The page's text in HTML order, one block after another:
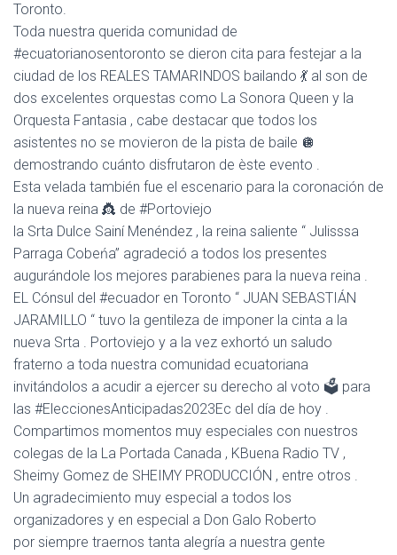
Toronto.
Toda nuestra querida comunidad de
#ecuatorianosentoronto se dieron cita para festejar a la
ciudad de los REALES TAMARINDOS bailando 💃 al son de
dos excelentes orquestas como La Sonora Queen y la
Orquesta Fantasia , cabe destacar que todos los
asistentes no se movieron de la pista de baile 🪩
demostrando cuánto disfrutaron de èste evento .
Esta velada también fue el escenario para la coronación de
la nueva reina 👸 de #Portoviejo
la Srta Dulce Sainí Menéndez , la reina saliente “ Julisssa
Parraga Cobeńa” agradeció a todos los presentes
augurándole los mejores parabienes para la nueva reina .
EL Cónsul del #ecuador en Toronto “ JUAN SEBASTIÁN
JARAMILLO “ tuvo la gentileza de imponer la cinta a la
nueva Srta . Portoviejo y a la vez exhortó un saludo
fraterno a toda nuestra comunidad ecuatoriana
invitándolos a acudir a ejercer su derecho al voto 🗳️ para
las #EleccionesAnticipadas2023Ec del día de hoy .
Compartimos momentos muy especiales con nuestros
colegas de la La Portada Canada , KBuena Radio TV ,
Sheimy Gomez de SHEIMY PRODUCCIÓN , entre otros .
Un agradecimiento muy especial a todos los
organizadores y en especial a Don Galo Roberto
por siempre traernos tanta alegría a nuestra gente